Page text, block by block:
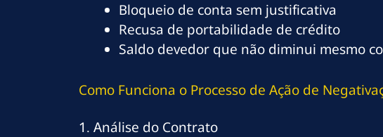
Bloqueio de conta sem justificativa
Recusa de portabilidade de crédito
Saldo devedor que não diminui mesmo
Como Funciona o Processo de Ação de
1. Análise do Contrato